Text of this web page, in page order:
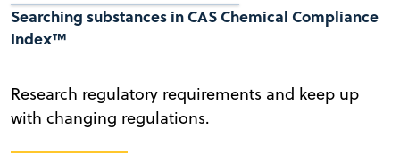
Searching substances in CAS Chemical Compliance
Index™
Research regulatory requirements and keep up
with changing regulations.